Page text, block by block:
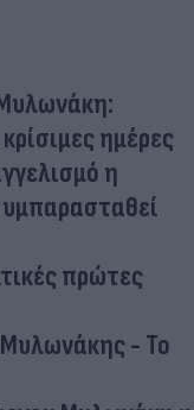
ημέρες
η
πρώτες
- Το